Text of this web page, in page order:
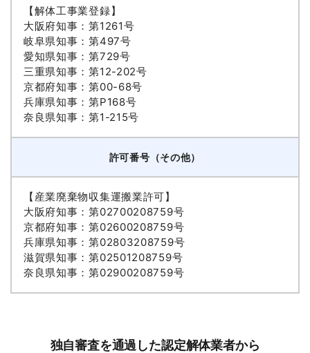
【解体工事業登録】
大阪府知事：第1261号
岐阜県知事：第497号
愛知県知事：第729号
三重県知事：第12-202号
京都府知事：第00-68号
兵庫県知事：第P168号
奈良県知事：第1-215号
許可番号（その他）
【産業廃棄物収集運搬業許可】
大阪府知事：第02700208759号
京都府知事：第02600208759号
兵庫県知事：第02803208759号
滋賀県知事：第02501208759号
奈良県知事：第02900208759号
独自審査を通過した認定解体業者から